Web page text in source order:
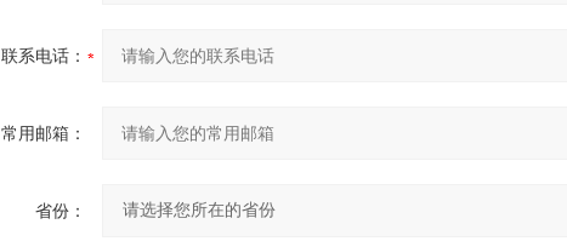
联系电话：
常用邮箱：
省份：